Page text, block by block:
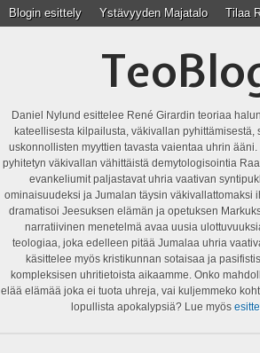
Blogin esittely Ystävyyden Majatalo Tilaa
Daniel Nylund esittelee René Girardin teoriaa
kateellisesta kilpailusta, väkivallan pyhittämisestä,
uskonnollisten myyttien tavasta vaientaa uhrin
pyhitetyn väkivallan vähittäistä demytologisointia
evankeliumit paljastavat uhria vaativan
ominaisuudeksi ja Jumalan täysin väkivallattomaksi
dramatisoi Jeesuksen elämän ja opetuksen
narratiivinen menetelmä avaa uusia
teologiaa, joka edelleen pitää Jumalaa uhria
käsittelee myös kristikunnan sotaisaa ja
kompleksisen uhritietoista aikaamme. Onko
elää elämää joka ei tuota uhreja, vai kuljemmeko
lopullista apokalypsiä? Lue myös